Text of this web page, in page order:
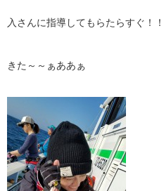
入さんに指導してもらたらすぐ！！
きた～～ぁああぁ